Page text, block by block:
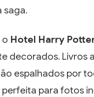
saga.
o Hotel Harry
decorados. Livros
espalhados por
para fotos